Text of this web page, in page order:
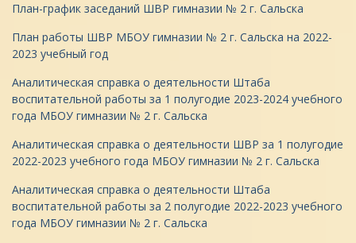
План-график заседаний ШВР гимназии № 2 г. Сальска
План работы ШВР МБОУ гимназии № 2 г. Сальска на 2022-
2023 учебный год
Аналитическая справка о деятельности Штаба
воспитательной работы за 1 полугодие 2023-2024 учебного
года МБОУ гимназии № 2 г. Сальска
Аналитическая справка о деятельности ШВР за 1 полугодие
2022-2023 учебного года МБОУ гимназии № 2 г. Сальска
Аналитическая справка о деятельности Штаба
воспитательной работы за 2 полугодие 2022-2023 учебного
года МБОУ гимназии № 2 г. Сальска